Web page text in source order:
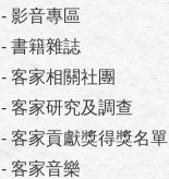
- 影音專區
- 書籍雜誌
- 客家相關社團
- 客家研究及調查
- 客家貢獻獎得獎名單
- 客家音樂